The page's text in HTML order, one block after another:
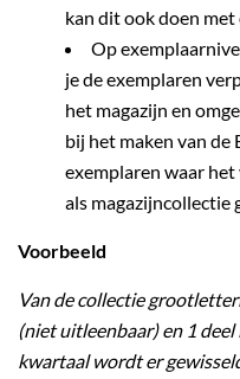
kan dit ook doen met
Op
je de exemplaren
het magazijn en
bij het maken van
exemplaren waar
als magazijncollectie
Voorbeeld
Van de collectie
(niet uitleenbaar) en 1
kwartaal wordt er